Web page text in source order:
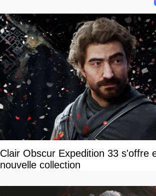
Clair Obscur Expedition 33 s'offre
nouvelle collection